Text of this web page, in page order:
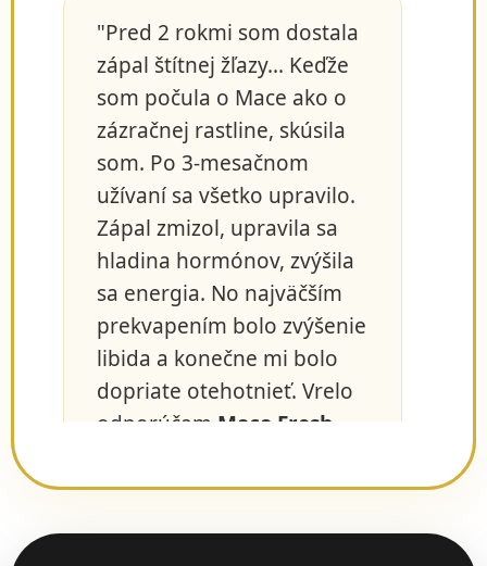
"Pred 2 rokmi som dostala
zápal štítnej žľazy... Keďže
som počula o Mace ako o
zázračnej rastline, skúsila
som. Po 3-mesačnom
užívaní sa všetko upravilo.
Zápal zmizol, upravila sa
hladina hormónov, zvýšila
sa energia. No najväčším
prekvapením bolo zvýšenie
libida a konečne mi bolo
dopriate otehotnieť. Vrelo
odporúčam Maca Fresh